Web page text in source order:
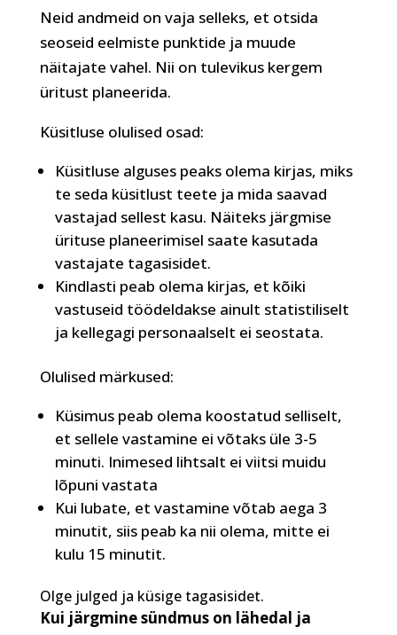
Neid andmeid on vaja selleks, et otsida
seoseid eelmiste punktide ja muude
näitajate vahel. Nii on tulevikus kergem
üritust planeerida.
Küsitluse olulised osad:
Küsitluse alguses peaks olema kirjas, miks
te seda küsitlust teete ja mida saavad
vastajad sellest kasu. Näiteks järgmise
ürituse planeerimisel saate kasutada
vastajate tagasisidet.
Kindlasti peab olema kirjas, et kõiki
vastuseid töödeldakse ainult statistiliselt
ja kellegagi personaalselt ei seostata.
Olulised märkused:
Küsimus peab olema koostatud selliselt,
et sellele vastamine ei võtaks üle 3-5
minuti. Inimesed lihtsalt ei viitsi muidu
lõpuni vastata
Kui lubate, et vastamine võtab aega 3
minutit, siis peab ka nii olema, mitte ei
kulu 15 minutit.
Olge julged ja küsige tagasisidet.
Kui järgmine sündmus on lähedal ja